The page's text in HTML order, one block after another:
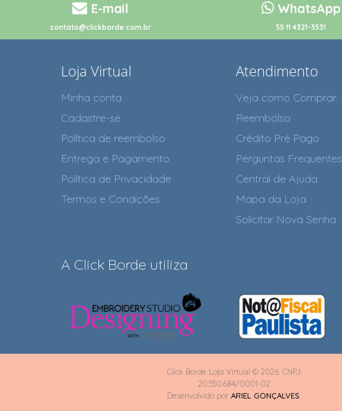
E-mail
contato@clickborde.com.br
WhatsApp
55 11 4321-3531
Loja Virtual
Minha conta
Cadastre-se
Política de reembolso
Entrega e Pagamento
Política de Privacidade
Termos e Condições
Atendimento
Veja como Comprar
Reembolso
Crédito Pré Pago
Perguntas Frequentes
Central de Ajuda
Mapa da Loja
Solicitar Nova Senha
A Click Borde utiliza
Click Borde Loja Virtual © 2026. CNPJ:
20.550.684/0001-02
Desenvolvido por ARIEL GONÇALVES.